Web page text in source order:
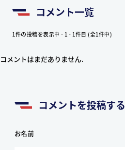
コメント一覧
1件の投稿を表示中 - 1 - 1件目 (全1件中)
コメントはまだありません.
コメントを投稿する
お名前